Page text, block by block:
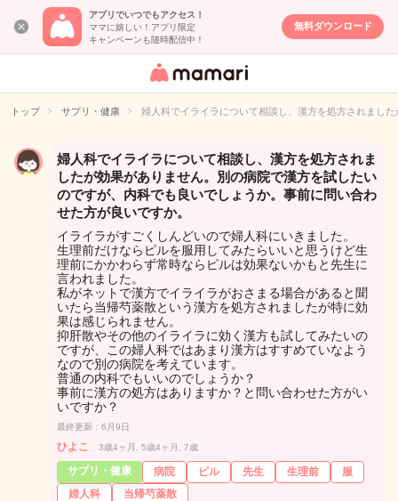
アプリでいつでもアクセス！
ママに嬉しい！アプリ限定
キャンペーンも随時配信中！
無料ダウンロード
女性専用匿名QA
イト
トップ サプリ・健康 婦人科でイライラについて相談し、漢方を処方されまし
婦人科でイライラについて相談し、漢方を処方されま
したが効果がありません。別の病院で漢方を試したい
のですが、内科でも良いでしょうか。事前に問い合わ
せた方が良いですか。
イライラがすごくしんどいので婦人科にいきました。
生理前だけならピルを服用してみたらいいと思うけど生
理前にかかわらず常時ならピルは効果ないかもと先生に
言われました。
私がネットで漢方でイライラがおさまる場合があると聞
いたら当帰芍薬散という漢方を処方されましたが特に効
果は感じられません。
抑肝散やその他のイライラに効く漢方も試してみたいの
ですが、この婦人科ではあまり漢方はすすめていなよう
なので別の病院を考えています。
普通の内科でもいいのでしょうか？
事前に漢方の処方はありますか？と問い合わせた方がい
いですか？
最終更新：6月9日
ひよこ 3歳4ヶ月, 5歳4ヶ月, 7歳
サプリ・健康 病院 ピル 先生 生理前
服
婦人科
当帰芍薬散